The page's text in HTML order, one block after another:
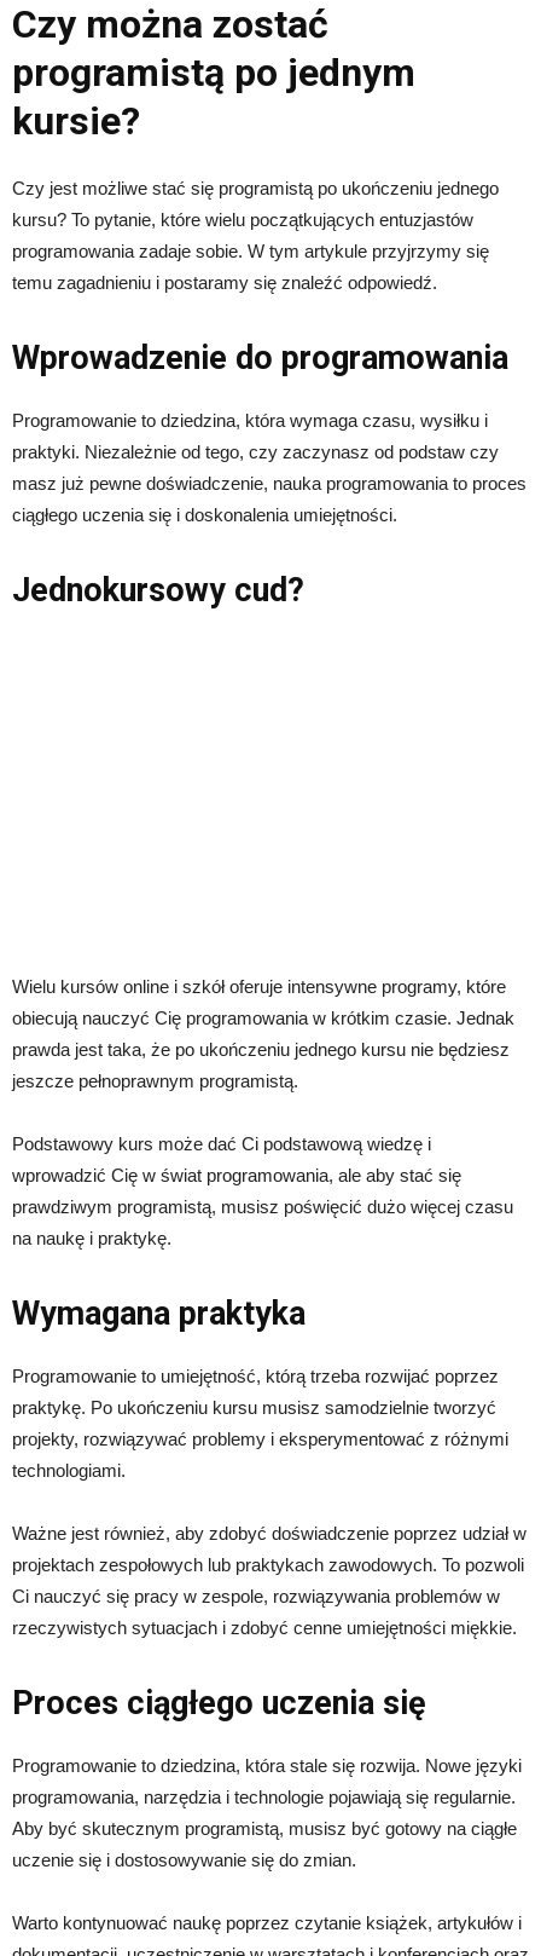
Czy można zostać
programistą po jednym
kursie?
Czy jest możliwe stać się programistą po ukończeniu jednego
kursu? To pytanie, które wielu początkujących entuzjastów
programowania zadaje sobie. W tym artykule przyjrzymy się
temu zagadnieniu i postaramy się znaleźć odpowiedź.
Wprowadzenie do programowania
Programowanie to dziedzina, która wymaga czasu, wysiłku i
praktyki. Niezależnie od tego, czy zaczynasz od podstaw czy
masz już pewne doświadczenie, nauka programowania to proces
ciągłego uczenia się i doskonalenia umiejętności.
Jednokursowy cud?
Wielu kursów online i szkół oferuje intensywne programy, które
obiecują nauczyć Cię programowania w krótkim czasie. Jednak
prawda jest taka, że ​​po ukończeniu jednego kursu nie będziesz
jeszcze pełnoprawnym programistą.
Podstawowy kurs może dać Ci podstawową wiedzę i
wprowadzić Cię w świat programowania, ale aby stać się
prawdziwym programistą, musisz poświęcić dużo więcej czasu
na naukę i praktykę.
Wymagana praktyka
Programowanie to umiejętność, którą trzeba rozwijać poprzez
praktykę. Po ukończeniu kursu musisz samodzielnie tworzyć
projekty, rozwiązywać problemy i eksperymentować z różnymi
technologiami.
Ważne jest również, aby zdobyć doświadczenie poprzez udział w
projektach zespołowych lub praktykach zawodowych. To pozwoli
Ci nauczyć się pracy w zespole, rozwiązywania problemów w
rzeczywistych sytuacjach i zdobyć cenne umiejętności miękkie.
Proces ciągłego uczenia się
Programowanie to dziedzina, która stale się rozwija. Nowe języki
programowania, narzędzia i technologie pojawiają się regularnie.
Aby być skutecznym programistą, musisz być gotowy na ciągłe
uczenie się i dostosowywanie się do zmian.
Warto kontynuować naukę poprzez czytanie książek, artykułów i